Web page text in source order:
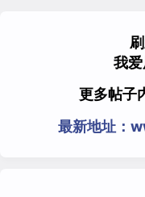
我
更多帖子
最新地址：